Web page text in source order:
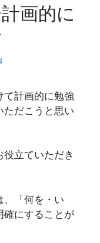
画的に
て計画的に勉強
ただこうと思い
立ていただき
、「何を・い
確にすることが